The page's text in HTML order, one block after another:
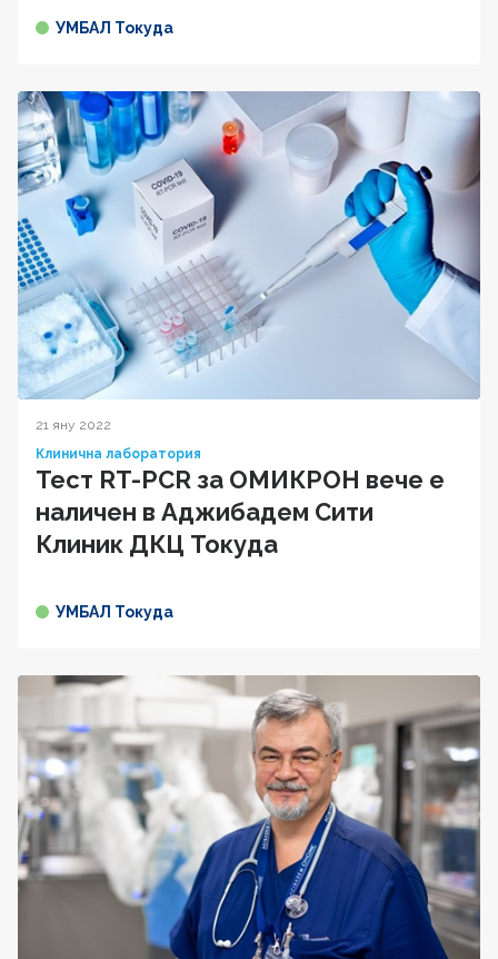
УМБАЛ Токуда
21 яну 2022
Клинична лаборатория
Тест RT-PCR за ОМИКРОН вече е
наличен в Аджибадем Сити
Клиник ДКЦ Токуда
УМБАЛ Токуда